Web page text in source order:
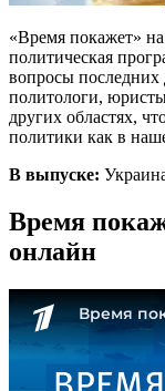
«Время покажет»
политическая
вопросы
политологи,
других областях,
политики как в
В выпуске:
Время
онлайн